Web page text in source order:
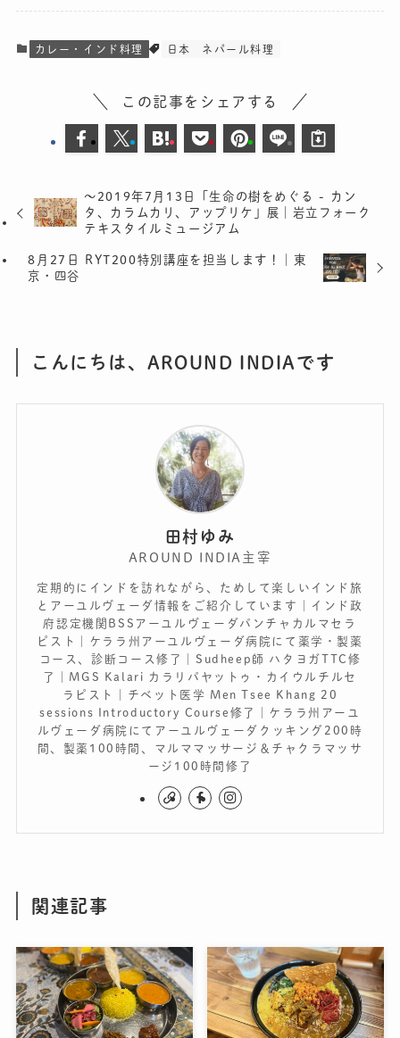
カレー・インド料理 日本 ネパール料理
この記事をシェアする
〜2019年7月13日「生命の樹をめぐる - カン
タ、カラムカリ、アップリケ」展｜岩立フォーク
テキスタイルミュージアム
8月27日 RYT200特別講座を担当します！｜東
京・四谷
こんにちは、AROUND INDIAです
田村ゆみ
AROUND INDIA主宰
定期的にインドを訪れながら、ためして楽しいインド旅
とアーユルヴェーダ情報をご紹介しています｜インド政
府認定機関BSSアーユルヴェーダパンチャカルマセラ
ピスト｜ケララ州アーユルヴェーダ病院にて薬学・製薬
コース、診断コース修了｜Sudheep師 ハタヨガTTC修
了｜MGS Kalari カラリパヤットゥ・カイウルチルセ
ラピスト｜チベット医学 Men Tsee Khang 20
sessions Introductory Course修了｜ケララ州アーユ
ルヴェーダ病院にてアーユルヴェーダクッキング200時
間、製薬100時間、マルママッサージ＆チャクラマッサ
ージ100時間修了
関連記事